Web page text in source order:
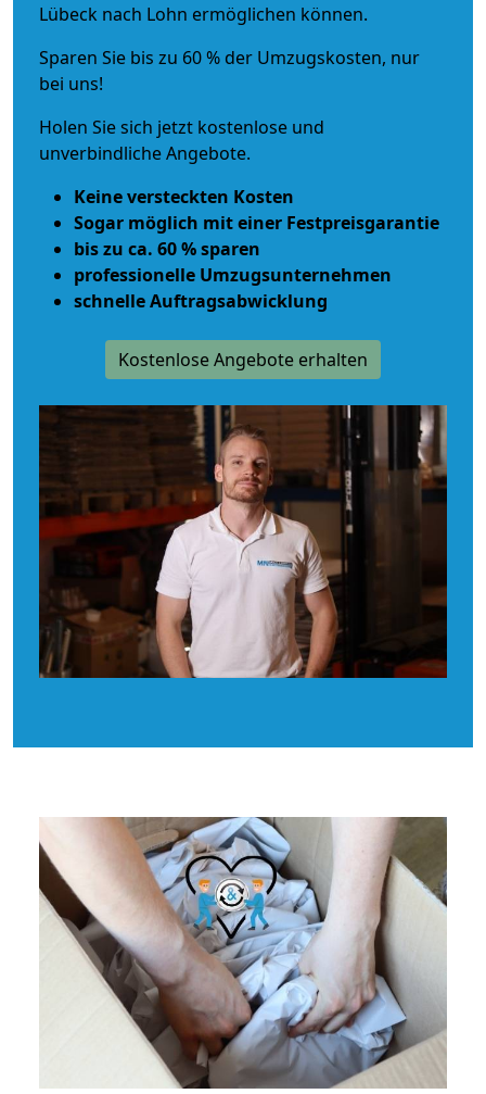
Lübeck nach Lohn ermöglichen können.
Sparen Sie bis zu 60 % der Umzugskosten, nur
bei uns!
Holen Sie sich jetzt kostenlose und
unverbindliche Angebote.
Keine versteckten Kosten
Sogar möglich mit einer Festpreisgarantie
bis zu ca. 60 % sparen
professionelle Umzugsunternehmen
schnelle Auftragsabwicklung
Kostenlose Angebote erhalten